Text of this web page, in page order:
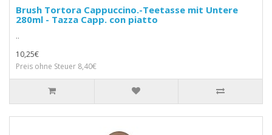
Brush Tortora Cappuccino.-Teetasse mit Untere
280ml - Tazza Capp. con piatto
..
10,25€
Preis ohne Steuer 8,40€